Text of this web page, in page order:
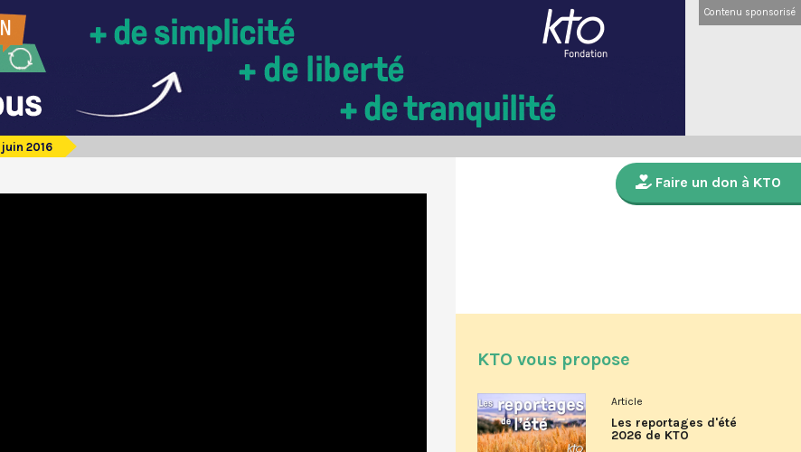
Contenu sponsorisé
2016
Faire un don à KTO
KTO vous propose
Article
Les reportages d'été
2026 de KTO